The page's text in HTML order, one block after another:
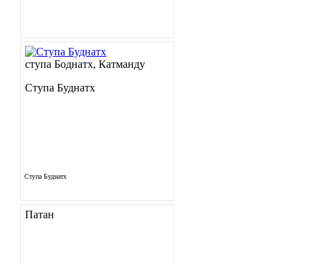
ступа Боднатх, Катманду
Ступа Буднатх
Ступа Буднатх
Патан